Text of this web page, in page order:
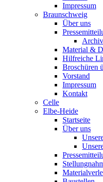
Impressum
Braunschweig
Über uns
Archiv
Material &
Hilfreiche
Broschüren
Vorstand
Impressum
Kontakt
Celle
Elbe-Heide
Startseite
Über uns